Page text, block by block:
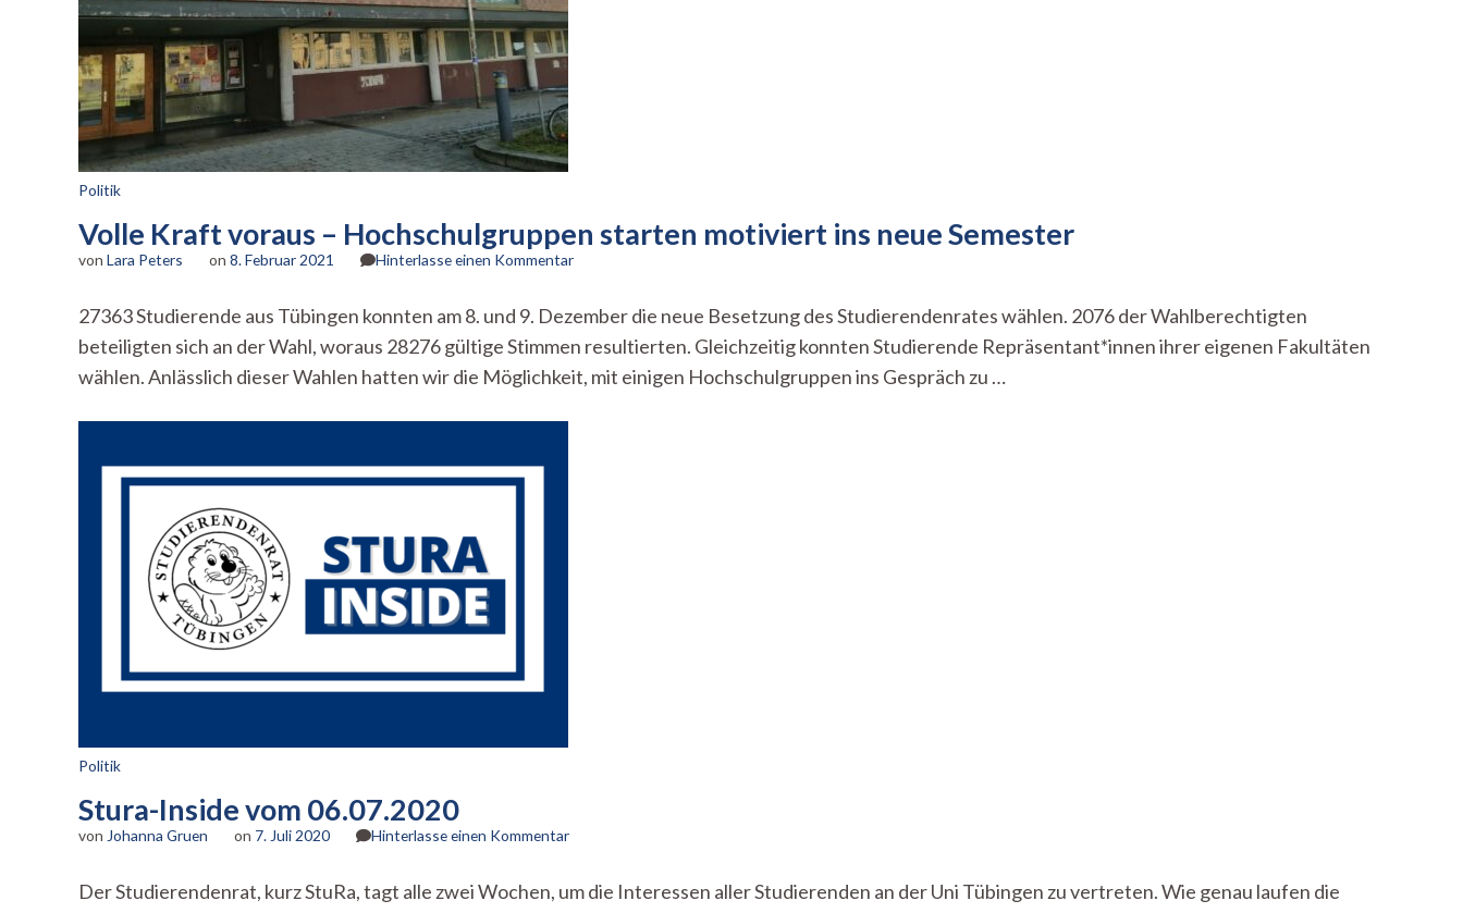
Politik
Volle Kraft voraus – Hochschulgruppen starten motiviert ins neue Semester
von Lara Peters on 8. Februar 2021 Hinterlasse einen Kommentarzu
voraus
–
Hochschulgruppen
starten
27363 Studierende aus Tübingen konnten am 8. und 9. Dezember die neue Besetzung des Studierendenrates wählen. 2076 der Wahlberechtigten
beteiligten sich an der Wahl, woraus 28276 gültige Stimmen resultierten. Gleichzeitig konnten Studierende Repräsentant*innen ihrer eigenen Fakultäten
wählen. Anlässlich dieser Wahlen hatten wir die Möglichkeit, mit einigen Hochschulgruppen ins Gespräch zu …
Politik
Stura-Inside vom 06.07.2020
von Johanna Gruen on 7. Juli 2020 Hinterlasse einen Kommentarzu
vom
Der Studierendenrat, kurz StuRa, tagt alle zwei Wochen, um die Interessen aller Studierenden an der Uni Tübingen zu vertreten. Wie genau laufen die